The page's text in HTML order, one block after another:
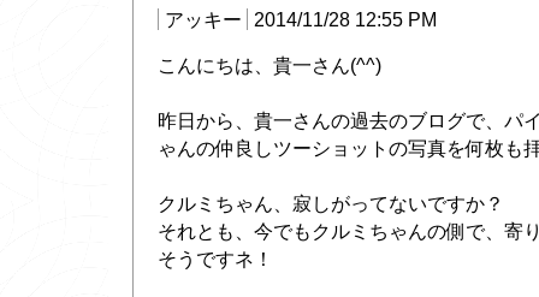
アッキー
2014/11/28 12:55 PM
こんにちは、貴一さん(^^)
昨日から、貴一さんの過去のブログで、パ
ゃんの仲良しツーショットの写真を何枚も
クルミちゃん、寂しがってないですか？
それとも、今でもクルミちゃんの側で、寄
そうですネ！